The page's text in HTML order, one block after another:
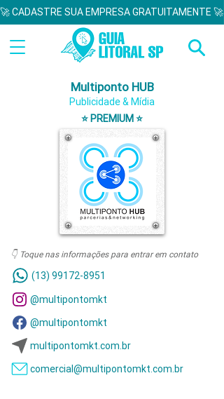
🚀 CADASTRE SUA EMPRESA GRATUITAMENTE 🚀
Multiponto HUB
Publicidade & Mídia
⭐ PREMIUM ⭐
👇 Toque nas informações para entrar em contato
(13) 99172-8951
@multipontomkt
@multipontomkt
multipontomkt.com.br
comercial@multipontomkt.com.br